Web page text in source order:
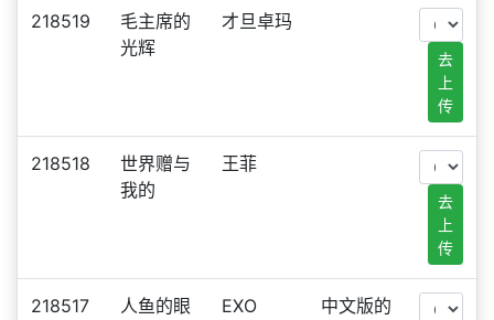
218519
毛主席的
光辉
才旦卓玛
去
上
传
218518
世界赠与
我的
王菲
去
上
传
218517
人鱼的眼
EXO 中文版的